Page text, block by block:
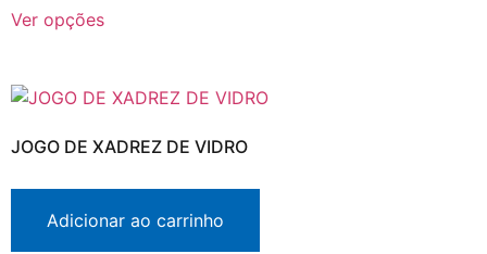
Ver opções
JOGO DE XADREZ DE VIDRO
Adicionar ao carrinho